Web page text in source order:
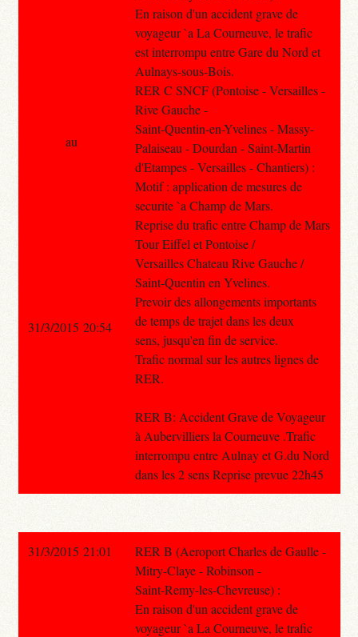
En raison d'un accident grave de
voyageur `a La Courneuve, le trafic
est interrompu entre Gare du Nord et
Aulnays-sous-Bois.
RER C SNCF (Pontoise - Versailles -
Rive Gauche -
Saint-Quentin-en-Yvelines - Massy-
Palaiseau - Dourdan - Saint-Martin
d'Etampes - Versailles - Chantiers) :
Motif : application de mesures de
securite `a Champ de Mars.
Reprise du trafic entre Champ de Mars
Tour Eiffel et Pontoise /
Versailles Chateau Rive Gauche /
Saint-Quentin en Yvelines.
Prevoir des allongements importants
de temps de trajet dans les deux
sens, jusqu'en fin de service.
Trafic normal sur les autres lignes de
RER.
RER B: Accident Grave de Voyageur
à Aubervilliers la Courneuve .Trafic
interrompu entre Aulnay et G.du Nord
dans les 2 sens Reprise prevue 22h45
au
31/3/2015 20:54
31/3/2015 21:01
RER B (Aeroport Charles de Gaulle -
Mitry-Claye - Robinson -
Saint-Remy-les-Chevreuse) :
En raison d'un accident grave de
voyageur `a La Courneuve, le trafic